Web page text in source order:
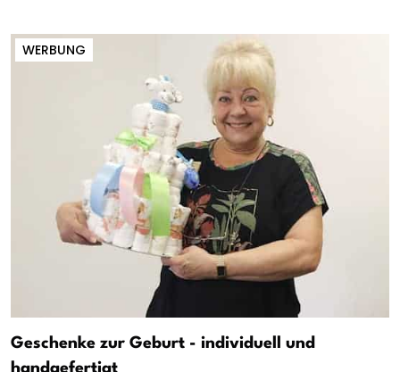
WERBUNG
Geschenke zur Geburt - individuell und
handgefertigt